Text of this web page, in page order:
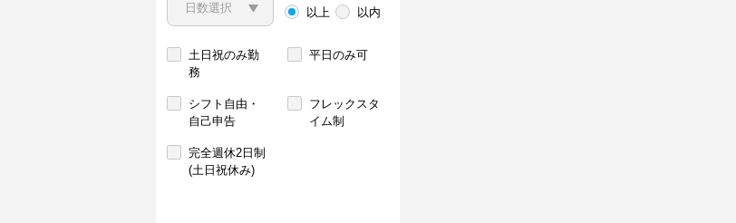
以上 以内
土日祝のみ勤
務
平日のみ可
シフト自由・
自己申告
フレックスタ
イム制
完全週休2日制
(土日祝休み)